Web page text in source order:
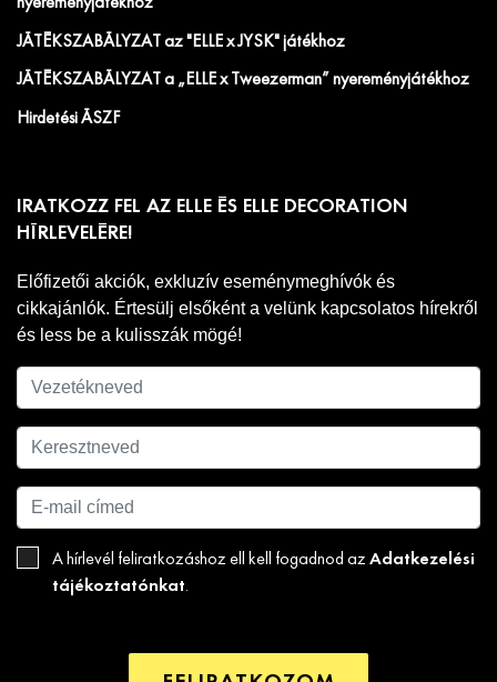
nyereményjátékhoz
JÁTÉKSZABÁLYZAT az "ELLE x JYSK" játékhoz
JÁTÉKSZABÁLYZAT a „ELLE x Tweezerman” nyereményjátékhoz
Hirdetési ÁSZF
IRATKOZZ FEL AZ ELLE ÉS ELLE DECORATION
HÍRLEVELÉRE!
Előfizetői akciók, exkluzív eseménymeghívók és
cikkajánlók. Értesülj elsőként a velünk kapcsolatos hírekről
és less be a kulisszák mögé!
A hírlevél feliratkozáshoz ell kell fogadnod az Adatkezelési
tájékoztatónkat.